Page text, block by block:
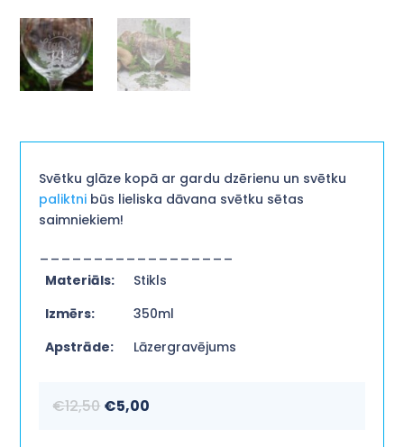
Svētku glāze kopā ar gardu dzērienu un svētku
paliktni būs lieliska dāvana svētku sētas
saimniekiem!
Materiāls:
Stikls
Izmērs:
350ml
Apstrāde:
Lāzergravējums
€12,50 Original
€5,00